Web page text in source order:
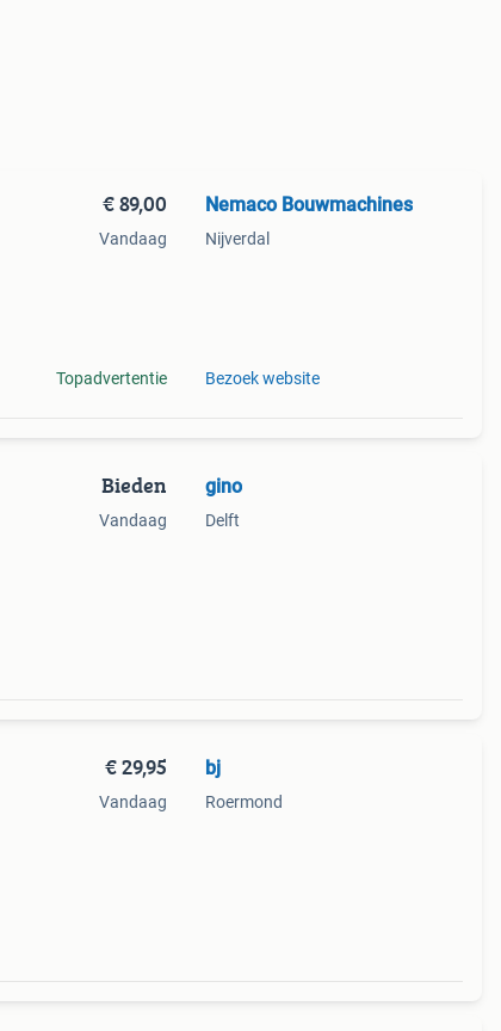
€ 89,00
Vandaag
Topadvertentie
Nemaco Bouwmachines
Nijverdal
Bezoek website
Bieden
Vandaag
gino
Delft
€ 29,95
Vandaag
bj
Roermond